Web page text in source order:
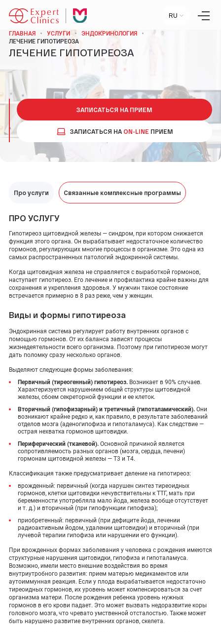
Главная
Услуги
Специалисты
Лаборатория
Статьи
Пресс-центр
Контакты
Отзывы
Научный центр
ПН-ПТ:09:00 - 18:00
ВЫХОДНОЙ
МОСКВА, УЛ. СТАРОВОЛЫНСКАЯ, 12 К1.
ПОКАЗАТЬ НА КАРТЕ
ADMIN@EXPERTCLINICS.RU
RU
ГЛАВНАЯ УСЛУГИ
ЭНДОКРИНОЛОГИЯ
ЛЕЧЕНИЕ ГИПОТИРЕОЗА
ЛЕЧЕНИЕ ГИПОТИРЕОЗА
ЗАПИСАТЬСЯ НА ПРИЕМ
ЗАПИСАТЬСЯ НА ON-LINE ПРИЕМ
Про услуги Связанные комплексные программы
ПРО УСЛУГУ
Гипотиреоз щитовидной железы — синдром, при котором снижается
функция этого органа. Он вырабатывает недостаточное количество
гормонов, регулирующих многие процессы в организме. Это одна из
самых распространенных патологий эндокринной системы.
Когда щитовидная железа не справляется с выработкой гормонов,
наступает гипотиреоз. Его лечение и профилактика крайне важны для
сохранения и укрепления здоровья. У мужчин такое состояние
встречается примерно в 8 раз реже, чем у женщин.
Виды и формы гипотиреоза
Эндокринная система регулирует работу внутренних органов с
помощью гормонов. От их баланса зависят процессы
жизнедеятельности всего организма. Поэтому при гипотиреозе могут
дать поломку сразу несколько органов.
Выделяют следующие формы заболевания:
Первичный (тиреогенный) гипотиреоз. Возникает в 90% случаев.
Характеризуется нарушением общей структуры щитовидной
железы, сбоем секреторной функции и ее клеток.
Вторичный (гипофизарный) и третичный (гипоталамический). Они
возникают крайне редко и, как правило, в результате заболеваний
отделов мозга (аденогипофиза и гипоталамуса). Как следствие —
острая нехватка гормонов щитовидки.
Периферический (тканевой). Основной причиной является
сопротивляемость разных органов (мозга, сердца, печени)
гормонам щитовидной железы — Т3 и Т4.
Классификация также предусматривает деление на гипотиреоз:
врожденный: первичный (когда нарушен синтез тиреоидных
гормонов, клетки щитовидки нечувствительны к ТТГ, мать при
беременности употребляла мало йода, железа вообще отсутствует
и т. д.) и вторичный (при гипофункции гипофиза);
приобретенный: первичный (при дефиците йода, лечении
радиоактивным йодом, удалении щитовидки) и вторичный (при
лучевой терапии гипофиза или нарушении его функции).
При врожденных формах заболевания у человека с рождения имеются
структурные нарушения щитовидки, гипофиза и гипоталамуса.
Возможно, имели место внешние воздействия во время
внутриутробного развития: прием матерью медикаментов или
аутоиммунная реакция. Если у плода вырабатывается недостаточно
тиреоидных гормонов, их уровень может компенсироваться за счет
организма матери. После рождения ребенка уровень нужных
гормонов в его крови падает. Это может вызвать недоразвитие коры
головного мозга, что чревато умственной отсталостью. Также может
быть нарушено развитие внутренних органов, скелета.